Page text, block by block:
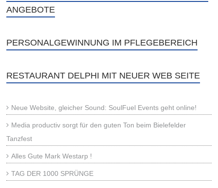
ANGEBOTE
PERSONALGEWINNUNG IM PFLEGEBEREICH
RESTAURANT DELPHI MIT NEUER WEB SEITE
Neue Website, gleicher Sound: SoulFuel Events geht online!
Media productiv sorgt für den guten Ton beim Bielefelder
Tanzfest
Alles Gute Mark Westarp !
TAG DER 1000 SPRÜNGE